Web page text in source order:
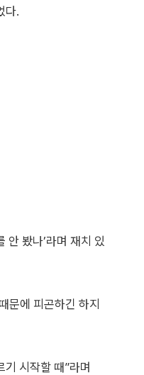
다.
안 봤나’라며 재치 있
문에 피곤하긴 하지
시작할 때”라며